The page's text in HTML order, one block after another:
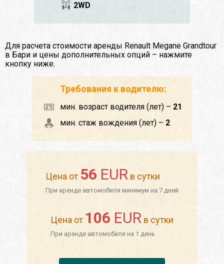
2WD
Для расчета стоимости аренды Renault Megane Grandtour
в Бари и цены дополнительных опций – нажмите
кнопку ниже.
Требования к водителю:
мин. возраст водителя (лет) – 21
мин. стаж вождения (лет) – 2
Цена от 56 EURв сутки
При аренде автомобиля минимум на 7 дней
Цена от 106 EURв сутки
При аренде автомобиля на 1 день